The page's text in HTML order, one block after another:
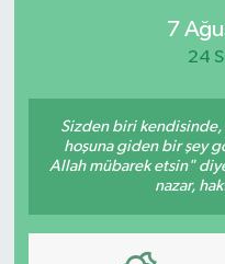
7
24
Sizden biri kendisinde,
hoşuna giden bir şey
Allah mübarek etsin"
nazar,
Son Dakika